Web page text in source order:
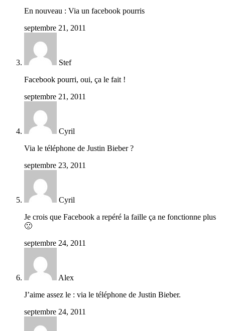
En nouveau : Via un facebook pourris
septembre 21, 2011
Stef
Facebook pourri, oui, ça le fait !
septembre 21, 2011
Cyril
Via le téléphone de Justin Bieber ?
septembre 23, 2011
Cyril
Je crois que Facebook a repéré la faille ça ne fonctionne plus
🙁
septembre 24, 2011
Alex
J’aime assez le : via le téléphone de Justin Bieber.
septembre 24, 2011